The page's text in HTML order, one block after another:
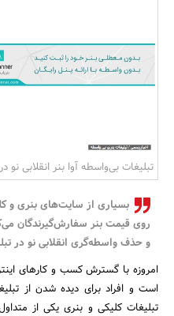
تبلیغات بی‌واسطه آوا بنر انقلابی نو
بسیاری از سایت‌های بنری و
روی قیمت بنر سفارش‌گیرندگان
و حذف واسطه‌گری انقلابی نو در
امروزه با گسترش کسب و کارهای